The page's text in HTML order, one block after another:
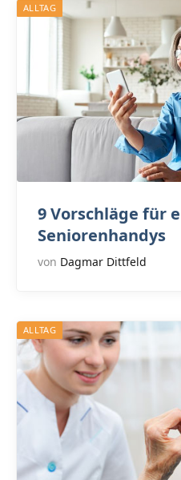
ALLTAG
9 Vorschläge für
Seniorenhandys
von Dagmar Dittfeld
ALLTAG